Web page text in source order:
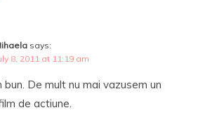
says:
8, 2011 at 11:19 am
bun. De mult nu mai vazusem un
de actiune.